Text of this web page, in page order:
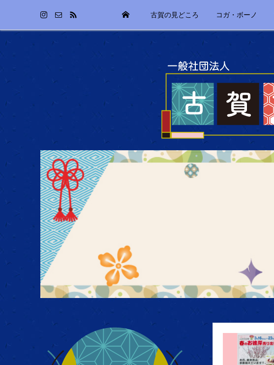
古賀の見どころ コガ・ボーノ